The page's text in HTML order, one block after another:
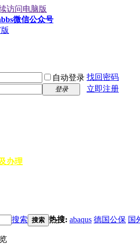
访问电脑版
微信公众号
自动登录 找回密码
登录
立即注册
办理
搜索 搜索 热搜: abaqus 德国公保 国